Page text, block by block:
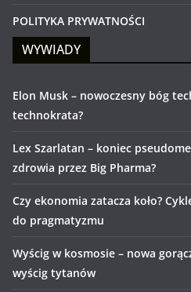
POLITYKA PRYWATNOŚCI
WYWIADY
Elon Musk – nowoczesny bóg
technokrata?
Lex Szarlatan – koniec
zdrowia przez Big Pharma?
Czy ekonomia zatacza koło?
do pragmatyzmu
Wyścig w kosmosie – nowa
wyścig tytanów